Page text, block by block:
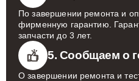
По завершении ремонта и
фирменную гарантию.
запчасти до 3 лет.
5. Сообщаем о
О завершении ремонта и